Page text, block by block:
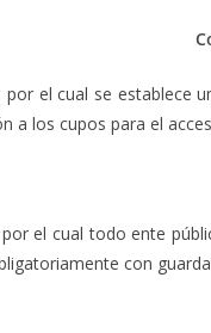
cual se establece un
a los cupos para el
todo ente público
con